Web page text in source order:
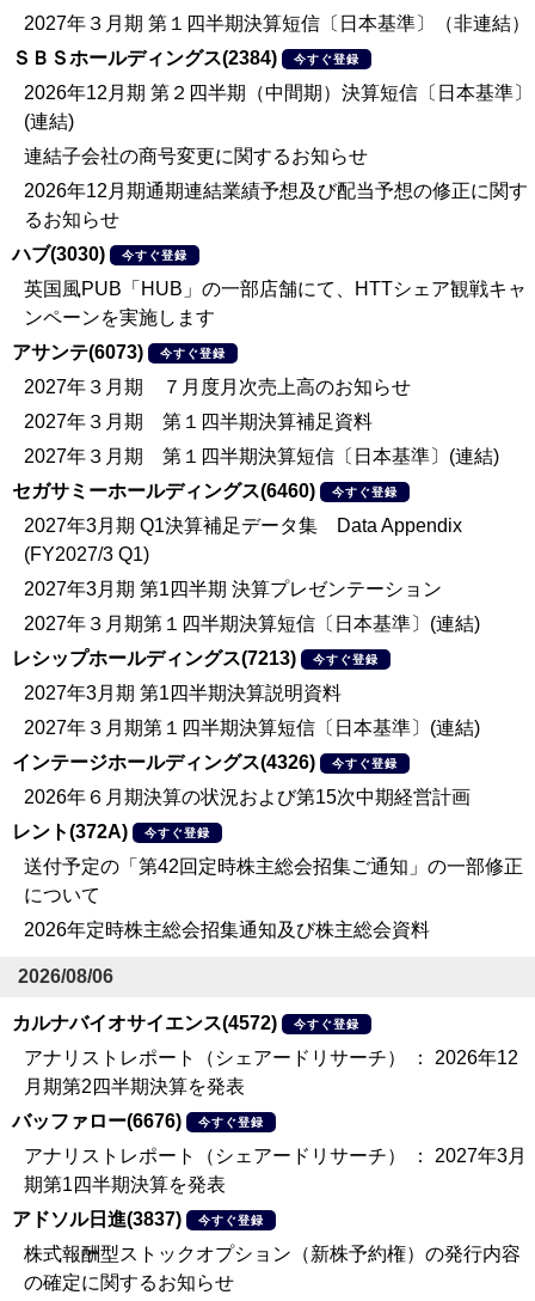
2027年３月期 第１四半期決算短信〔日本基準〕（非連結）
ＳＢＳホールディングス(2384)
今すぐ登録
2026年12月期 第２四半期（中間期）決算短信〔日本基準〕
(連結)
連結子会社の商号変更に関するお知らせ
2026年12月期通期連結業績予想及び配当予想の修正に関す
るお知らせ
ハブ(3030)
今すぐ登録
英国風PUB「HUB」の一部店舗にて、HTTシェア観戦キャ
ンペーンを実施します
アサンテ(6073)
今すぐ登録
2027年３月期 ７月度月次売上高のお知らせ
2027年３月期 第１四半期決算補足資料
2027年３月期 第１四半期決算短信〔日本基準〕(連結)
セガサミーホールディングス(6460)
今すぐ登録
2027年3月期 Q1決算補足データ集 Data Appendix
(FY2027/3 Q1)
2027年3月期 第1四半期 決算プレゼンテーション
2027年３月期第１四半期決算短信〔日本基準〕(連結)
レシップホールディングス(7213)
今すぐ登録
2027年3月期 第1四半期決算説明資料
2027年３月期第１四半期決算短信〔日本基準〕(連結)
インテージホールディングス(4326)
今すぐ登録
2026年６月期決算の状況および第15次中期経営計画
レント(372A)
今すぐ登録
送付予定の「第42回定時株主総会招集ご通知」の一部修正
について
2026年定時株主総会招集通知及び株主総会資料
2026/08/06
カルナバイオサイエンス(4572) 今すぐ登録
アナリストレポート（シェアードリサーチ） ： 2026年12
月期第2四半期決算を発表
バッファロー(6676)
今すぐ登録
アナリストレポート（シェアードリサーチ） ： 2027年3月
期第1四半期決算を発表
アドソル日進(3837)
今すぐ登録
株式報酬型ストックオプション（新株予約権）の発行内容
の確定に関するお知らせ